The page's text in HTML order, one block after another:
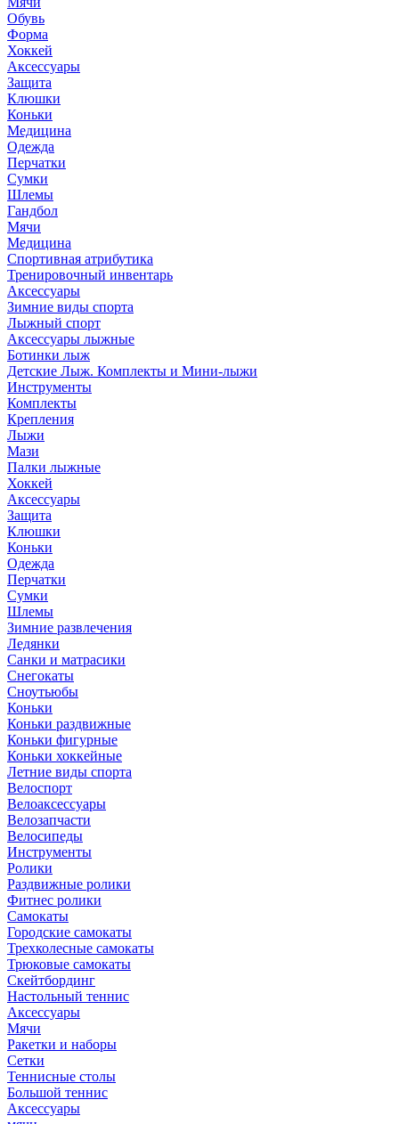
Обувь
Форма
Хоккей
Аксессуары
Защита
Клюшки
Коньки
Медицина
Одежда
Перчатки
Сумки
Шлемы
Гандбол
Мячи
Медицина
Спортивная атрибутика
Тренировочный инвентарь
Аксессуары
Зимние виды спорта
Лыжный спорт
Аксессуары лыжные
Ботинки лыж
Детские Лыж. Комплекты и Мини-лыжи
Инструменты
Комплекты
Крепления
Лыжи
Мази
Палки лыжные
Хоккей
Аксессуары
Защита
Клюшки
Коньки
Одежда
Перчатки
Сумки
Шлемы
Зимние развлечения
Ледянки
Санки и матрасики
Снегокаты
Сноутьюбы
Коньки
Коньки раздвижные
Коньки фигурные
Коньки хоккейные
Летние виды спорта
Велоспорт
Велоаксессуары
Велозапчасти
Велосипеды
Инструменты
Ролики
Раздвижные ролики
Фитнес ролики
Самокаты
Городские самокаты
Трехколесные самокаты
Трюковые самокаты
Скейтбординг
Настольный теннис
Аксессуары
Мячи
Ракетки и наборы
Сетки
Теннисные столы
Большой теннис
Аксессуары